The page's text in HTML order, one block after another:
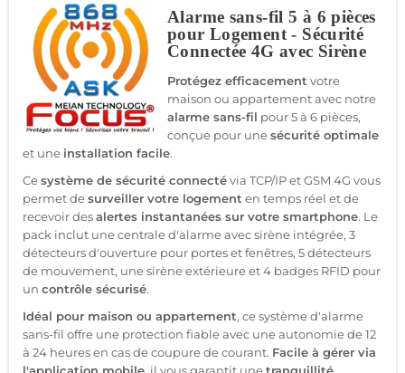
Alarme sans-fil 5 à 6 pièces
pour Logement - Sécurité
Connectée 4G avec Sirène
Protégez efficacement votre
maison ou appartement avec notre
alarme sans-fil pour 5 à 6 pièces,
conçue pour unesécurité optimale
et une installation facile.
Cesystème de sécurité connectévia TCP/IP et GSM 4G vous
permet desurveiller votre logement en temps réel et de
recevoir desalertes instantanées sur votre smartphone. Le
pack inclut une centrale d'alarme avec sirène intégrée, 3
détecteurs d'ouverture pour portes et fenêtres, 5 détecteurs
de mouvement, une sirène extérieure et 4 badges RFID pour
un contrôle sécurisé.
Idéal pour maison ou appartement, ce système d'alarme
sans-fil offre une protection fiable avec une autonomie de 12
à 24 heures en cas de coupure de courant. Facile à gérer via
l'application mobile, il vous garantit unetranquillité